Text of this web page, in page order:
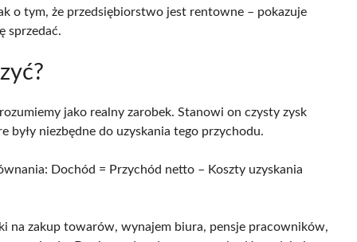
o tym, że przedsiębiorstwo jest rentowne – pokazuje
sprzedać.
jako realny zarobek. Stanowi on czysty zysk
niezbędne do uzyskania tego przychodu.
Dochód = Przychód netto – Koszty uzyskania
na zakup towarów, wynajem biura, pensje pracowników,